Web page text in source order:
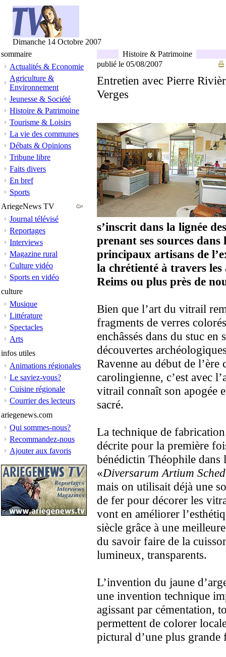
Dimanche 14 Octobre 2007
sommaire
Actualités & Economie
Agriculture &
Environnement
Jeunesse & Société
Histoire & Patrimoine
Tourisme & Loisirs
La vie des communes
Débats & Opinions
Tribune libre
Faits divers
En bref
Sports
AriegeNews TV
Journal télévisé
Reportages
Interviews
Magazine rural
Culture vidéo
Sports en vidéo
culture
Musique
Littérature
Spectacles
Arts
infos utiles
Animations régionales
Le saviez-vous?
Cuisine régionale
Courrier des lecteurs
ariegenews.com
Qui sommes-nous?
Recommandez-nous
Ajouter aux favoris
Histoire & Patrimoine
publié le 05/08/2007
Entretien avec Pierre
Verges
s’inscrit dans la lignée
prenant ses sources dans
principaux artisans de
la chrétienté à travers
Reims ou plus près de
Bien que l’art du vitrail
fragments de verres
enchâssés dans du stuc
découvertes
Ravenne au début de l’ère
carolingienne, c’est avec
vitrail connaît son apogée
sacré.
La technique de
décrite pour la première
bénédictin Théophile dans
«Diversarum Artium
mais on utilisait déjà une
de fer pour décorer les
vont en améliorer
siècle grâce à une
du savoir faire de la
lumineux, transparents.
L’invention du jaune
une invention technique
agissant par cémentation,
permettent de colorer
pictural d’une plus grande